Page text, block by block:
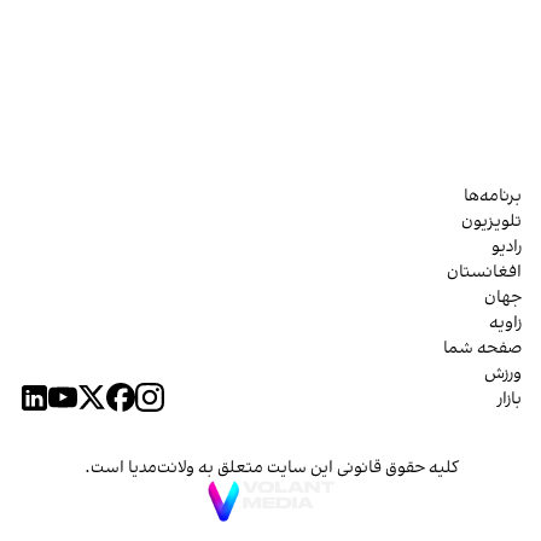
برنامه‌ها
تلویزیون
رادیو
افغانستان
جهان
زاویه
صفحه شما
ورزش
بازار
کلیه حقوق قانونی این سایت متعلق به ولانت‌مدیا است.